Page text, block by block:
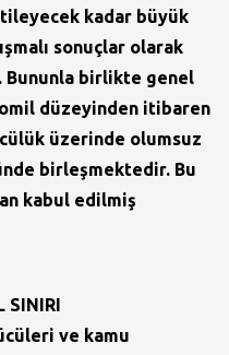
kadar büyük
sonuçlar olarak
birlikte genel
düzeyinden itibaren
üzerinde olumsuz
birleşmektedir. Bu
kabul edilmiş
SINIRI
ve kamu